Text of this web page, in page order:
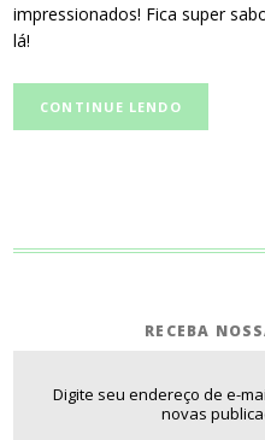
impressionados! Fica super
lá!
CONTINUE LENDO
RECEBA
Digite seu endereço de e-
novas